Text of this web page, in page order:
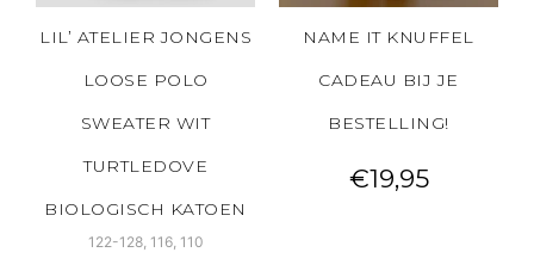
LIL’ ATELIER JONGENS
LOOSE POLO
SWEATER WIT
TURTLEDOVE
BIOLOGISCH KATOEN
122-128, 116, 110
NAME IT KNUFFEL
CADEAU BIJ JE
BESTELLING!
€19,95